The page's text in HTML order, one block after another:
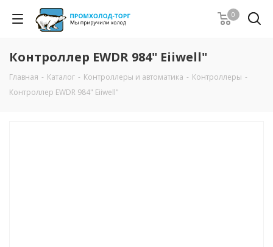
0
Контроллер EWDR 984" Eiiwell"
Главная - Каталог - Контроллеры и автоматика - Контроллеры -
Контроллер EWDR 984" Eiiwell"